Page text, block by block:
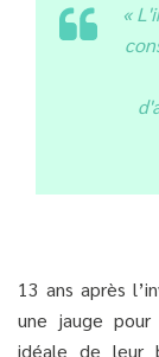
«
13 ans après
une jauge
idéale de leur